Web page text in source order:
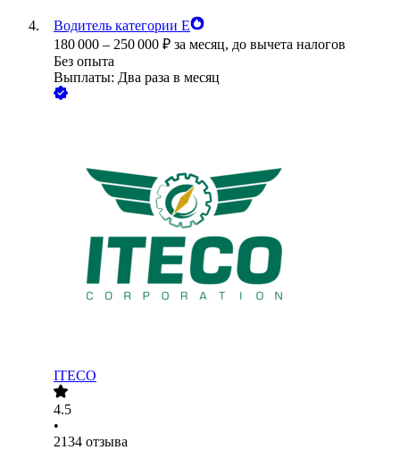
Водитель категории Е
180 000 – 250 000 ₽ за месяц, до вычета налогов
Без опыта
Выплаты: Два раза в месяц
ITECO
4.5
•
2134 отзыва